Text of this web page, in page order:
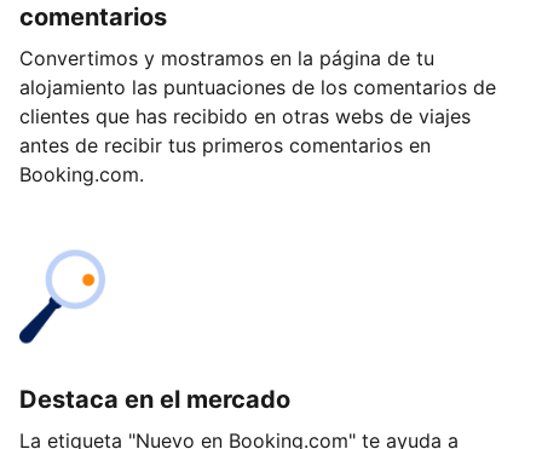
comentarios
Convertimos y mostramos en la página de tu
alojamiento las puntuaciones de los comentarios de
clientes que has recibido en otras webs de viajes
antes de recibir tus primeros comentarios en
Booking.com.
Destaca en el mercado
La etiqueta "Nuevo en Booking.com" te ayuda a